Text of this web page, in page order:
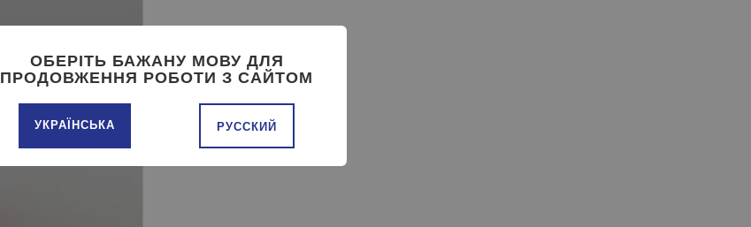
ДОДАТИ В КОШИК
ОБЕРІТЬ БАЖАНУ МОВУ ДЛЯ
ПРОДОВЖЕННЯ РОБОТИ З САЙТОМ
УКРАЇНСЬКА РУССКИЙ